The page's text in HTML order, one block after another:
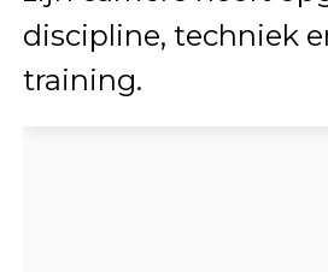
discipline, techniek
training.